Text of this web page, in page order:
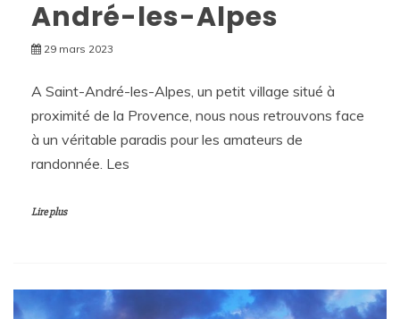
André-les-Alpes
29 mars 2023
A Saint-André-les-Alpes, un petit village situé à
proximité de la Provence, nous nous retrouvons face
à un véritable paradis pour les amateurs de
randonnée. Les
Lire plus